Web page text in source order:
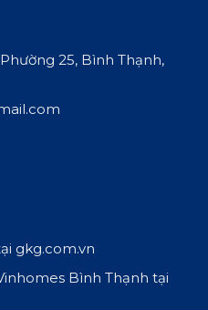
25, Bình Thạnh,
gkg.com.vn
Bình Thạnh tại